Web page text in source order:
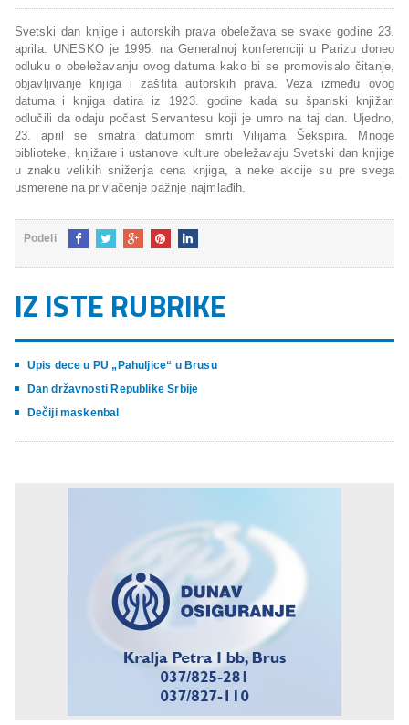
Svetski dan knjige i autorskih prava obeležava se svake godine 23.
aprila. UNESKO je 1995. na Generalnoj konferenciji u Parizu doneo
odluku o obeležavanju ovog datuma kako bi se promovisalo čitanje,
objavljivanje knjiga i zaštita autorskih prava. Veza između ovog
datuma i knjiga datira iz 1923. godine kada su španski knjižari
odlučili da odaju počast Servantesu koji je umro na taj dan. Ujedno,
23. april se smatra datumom smrti Vilijama Šekspira. Mnoge
biblioteke, knjižare i ustanove kulture obeležavaju Svetski dan knjige
u znaku velikih sniženja cena knjiga, a neke akcije su pre svega
usmerene na privlačenje pažnje najmlađih.
Podeli
IZ ISTE RUBRIKE
Upis dece u PU „Pahuljice“ u Brusu
Dan državnosti Republike Srbije
Dečiji maskenbal